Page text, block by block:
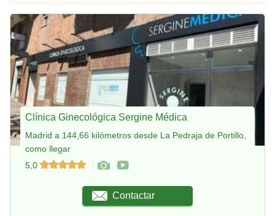
Clínica Ginecológica Sergine Médica
Madrid a 144,66 kilómetros desde La Pedraja de Portillo,
como llegar
5,0
Contactar